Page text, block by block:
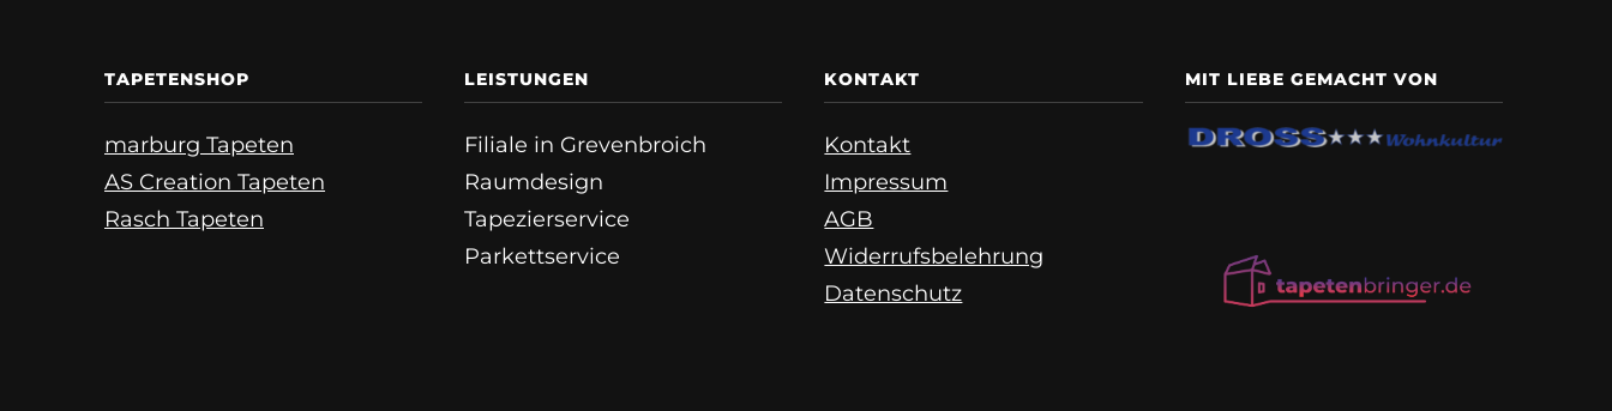
TAPETENSHOP
marburg Tapeten
AS Creation Tapeten
Rasch Tapeten
LEISTUNGEN
Filiale in Grevenbroich
Raumdesign
Tapezierservice
Parkettservice
KONTAKT
Kontakt
Impressum
AGB
Widerrufsbelehrung
Datenschutz
MIT LIEBE GEMACHT VON